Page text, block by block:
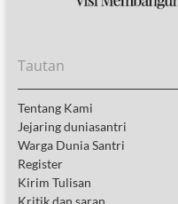
Tautan
Tentang Kami
Jejaring duniasantri
Warga Dunia Santri
Register
Kirim Tulisan
Kritik dan saran